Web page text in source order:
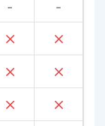
- -
× ×
× ×
× ×